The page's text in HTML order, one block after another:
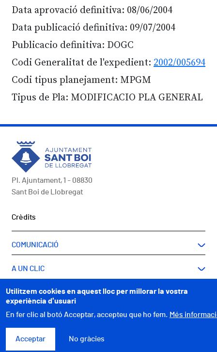
Data aprovació definitiva: 08/06/2004
Data publicació definitiva: 09/07/2004
Publicacio definitiva: DOGC
Codi Generalitat de l'expedient: 2002/005694
Codi tipus planejament: MPGM
Tipus de Pla: MODIFICACIO PLA GENERAL
Pl. Ajuntament, 1 - 08830
Sant Boi de Llobregat
Peu
Crèdits
COMUNICACIÓ
A UN CLIC
WEBS MUNICIPALS
Utilitzem cookies en aquest lloc per millorar la vostra
experiència d'usuari
En fer clic al botó Acceptar, accepteu que ho fem. Més
Acceptar No gràcies